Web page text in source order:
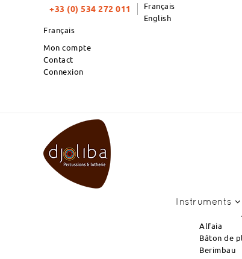
+33 (0) 534 272 011
Français
English
Français
Mon compte
Contact
Connexion
TOP PRODUITS DU MOIS :
Instruments
Alfaia
Bâton de
Berimbau